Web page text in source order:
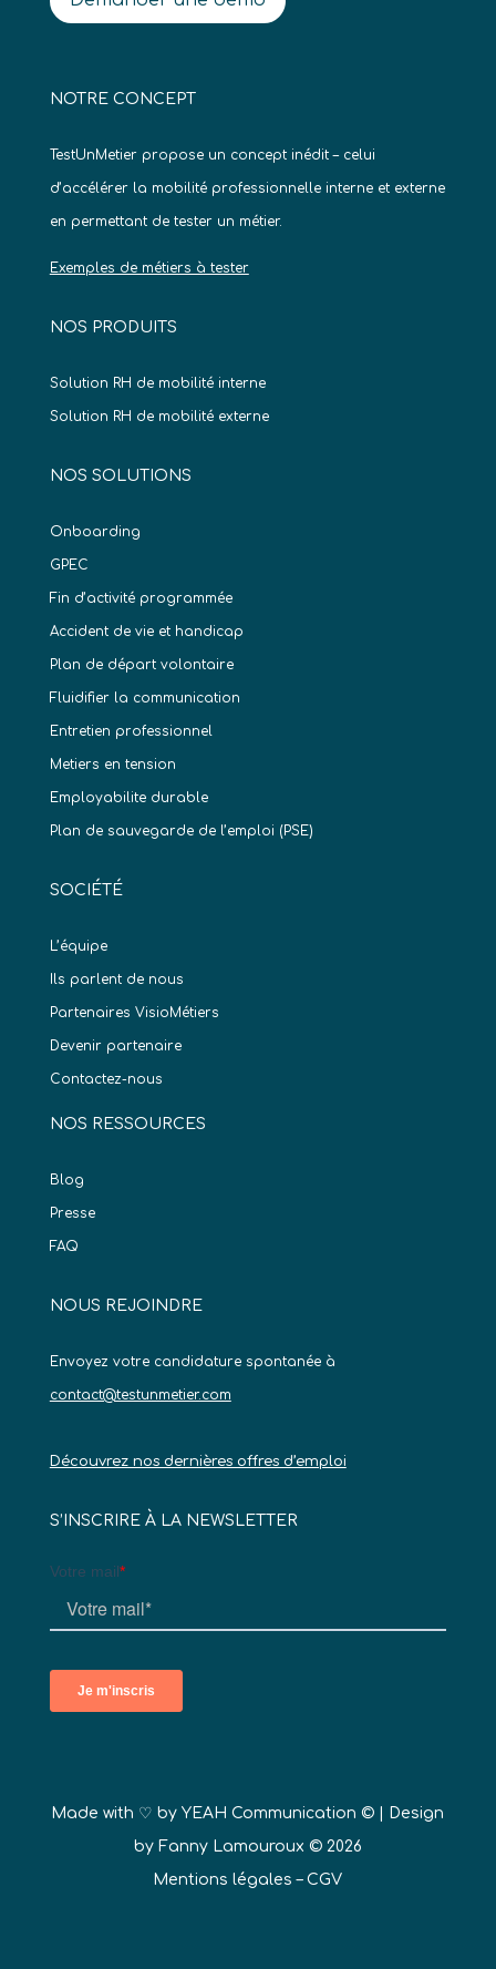
NOTRE CONCEPT
TestUnMetier propose un concept inédit – celui
d’accélérer la mobilité professionnelle interne et externe
en permettant de tester un métier.
Exemples de métiers à tester
NOS PRODUITS
Solution RH de mobilité interne
Solution RH de mobilité externe
NOS SOLUTIONS
Onboarding
GPEC
Fin d’activité programmée
Accident de vie et handicap
Plan de départ volontaire
Fluidifier la communication
Entretien professionnel
Metiers en tension
Employabilite durable
Plan de sauvegarde de l’emploi (PSE)
SOCIÉTÉ
L’équipe
Ils parlent de nous
Partenaires VisioMétiers
Devenir partenaire
Contactez-nous
NOS RESSOURCES
Blog
Presse
FAQ
NOUS REJOINDRE
Envoyez votre candidature spontanée à
contact@testunmetier.com
Découvrez nos dernières offres d’emploi
S’INSCRIRE À LA NEWSLETTER
Made with ♡ byYEAH Communication © | Design
by Fanny Lamouroux © 2026
Mentions légales –CGV